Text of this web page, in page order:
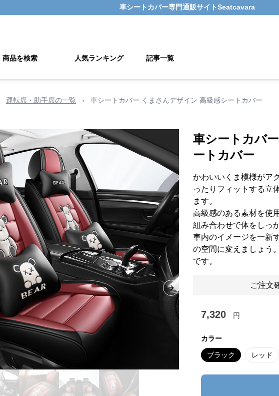
車シートカバー専門通販サイトSeatcavara
商品を検索 人気ランキング 記事一覧
運転席・助手席の一覧 › 車シートカバー くまさんデザイン 高級感シートカバー
Next slide
車シートカバ
ートカバー
かわいいくま模様がア
ったりフィットする立
ます。
高級感のある素材を使
組み合わせで体をしっ
車内のイメージを一新
の空間に変えましょう
です。
ご注文
7,320 円
カラー
ブラック レッド